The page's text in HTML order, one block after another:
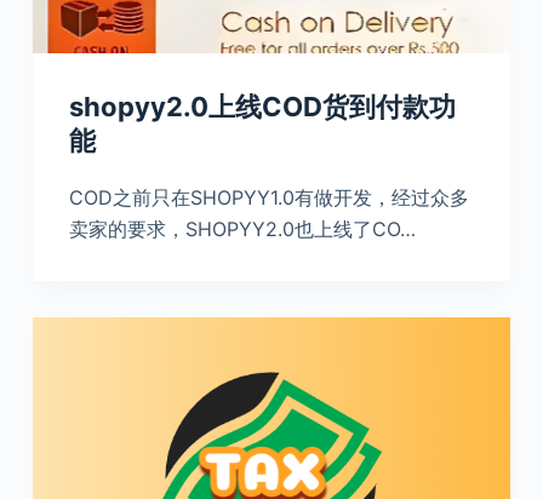
shopyy2.0上线COD货到付款功
能
COD之前只在SHOPYY1.0有做开发，经过众多
卖家的要求，SHOPYY2.0也上线了CO…